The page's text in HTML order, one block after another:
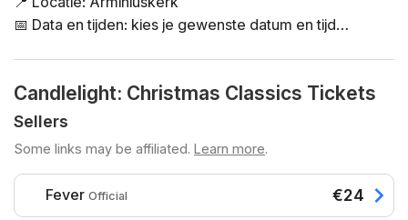
📅 Data en tijden: kies je gewenste datum en tijd
tevoren open en binnenkomst na aanvang is niet
toegestaan
dan 16 moeten begeleid worden door een volwassene
♿ Toegankelijkheid: de zaal is rolstoeltoegankelijk
❓ Veelgestelde vragen over dit evenement vind je hier
Candlelight: Christmas Classics Tickets
Sellers
Some links may be affiliated. Learn more.
Fever Official €24